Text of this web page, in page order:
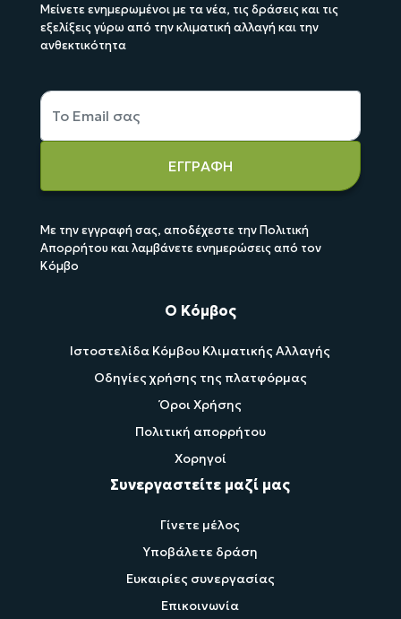
Μείνετε ενημερωμένοι με τα νέα, τις δράσεις και τις
εξελίξεις γύρω από την κλιματική αλλαγή και την
ανθεκτικότητα
ΕΓΓΡΑΦΗ
Με την εγγραφή σας, αποδέχεστε την Πολιτική
Απορρήτου και λαμβάνετε ενημερώσεις από τον
Κόμβο
Ο Κόμβος
Ιστοστελίδα Κόμβου Κλιματικής Αλλαγής
Οδηγίες χρήσης της πλατφόρμας
Όροι Χρήσης
Πολιτική απορρήτου
Χορηγοί
Συνεργαστείτε μαζί μας
Γίνετε μέλος
Υποβάλετε δράση
Ευκαιρίες συνεργασίας
Επικοινωνία